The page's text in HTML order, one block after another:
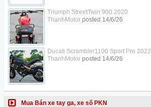
Triumph StreetTwin 900 2020
ThanhMotorposted 14/6/26
Ducati Scrambler1100 Sport Pro 2022
ThanhMotorposted 14/6/26
Mua Bán xe tay ga, xe số PKN